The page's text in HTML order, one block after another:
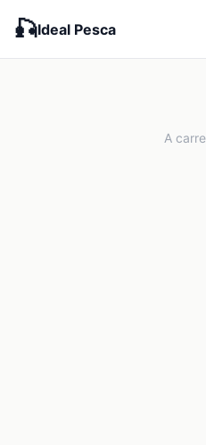
🎣Ideal Pesca
A